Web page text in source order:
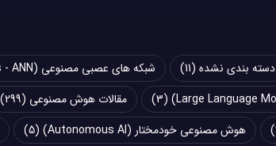
دسته بندی نشده (11) شبکه های عصبی مصنوعی (Artificial Neural Networks - ANN)
(3) مقالات هوش مصنوعی (299)
هوش مصنوعی خودمختار (Autonomous AI) (5)